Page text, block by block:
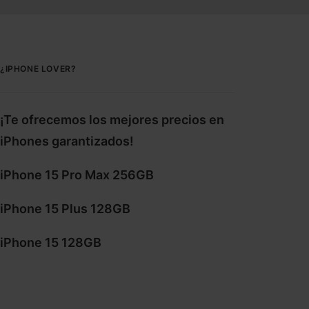
¿IPHONE LOVER?
¡Te ofrecemos los mejores precios en
iPhones garantizados!
iPhone 15 Pro Max 256GB
iPhone 15 Plus 128GB
iPhone 15 128GB